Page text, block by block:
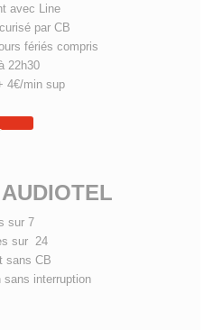
avec Line
par CB
fériés compris
22h30
4€/min sup
sur 7
sur 24
sans CB
sans interruption